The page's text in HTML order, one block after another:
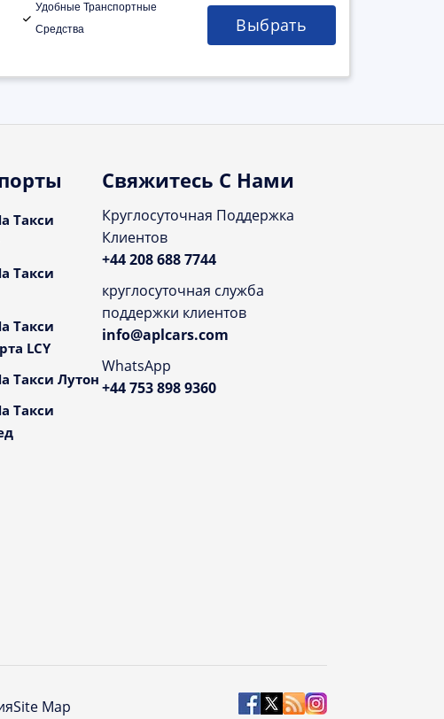
Удобные Транспортные
Средства
Выбрать
Такси
Такси
Такси
LCY
Такси Лутон
Такси
Свяжитесь С Нами
Круглосуточная Поддержка
Клиентов
+44 208 688 7744
круглосуточная служба
поддержки клиентов
info@aplcars.com
WhatsApp
+44 753 898 9360
Site Map